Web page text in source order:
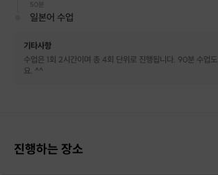
50분
일본어 수업
기타사항
수업은 1회 2시간이며 총 4회 단위로 진행됩니다. 90분 수업
요. ^^
진행하는 장소